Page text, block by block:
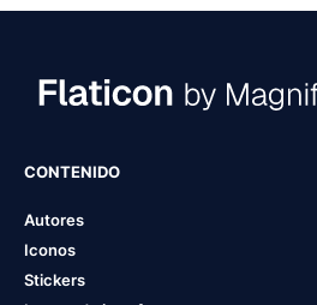
CONTENIDO
Autores
Iconos
Stickers